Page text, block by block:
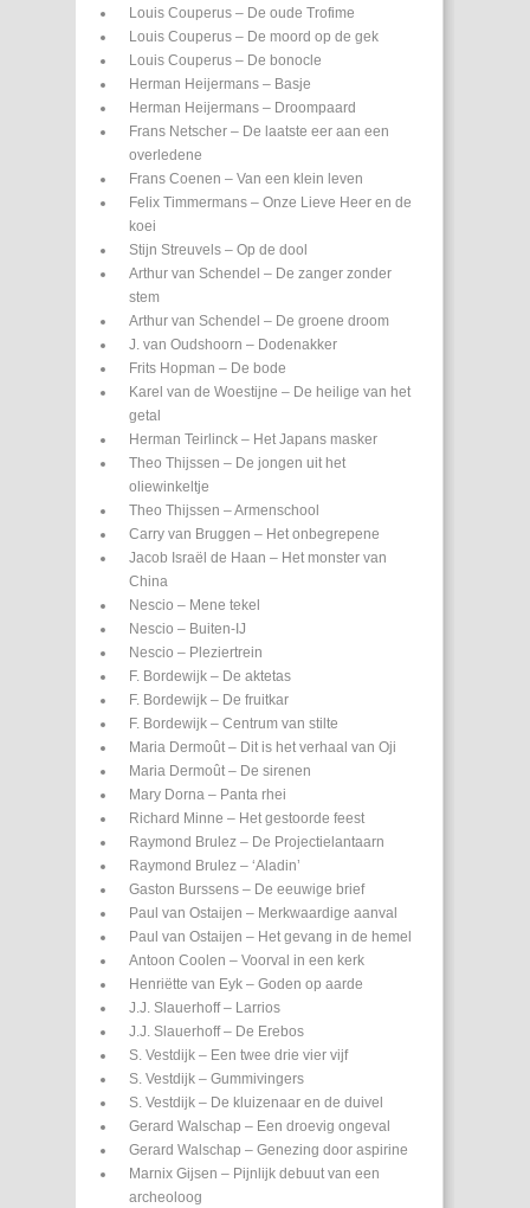
Louis Couperus – De oude Trofime
Louis Couperus – De moord op de gek
Louis Couperus – De bonocle
Herman Heijermans – Basje
Herman Heijermans – Droompaard
Frans Netscher – De laatste eer aan een
overledene
Frans Coenen – Van een klein leven
Felix Timmermans – Onze Lieve Heer en de
koei
Stijn Streuvels – Op de dool
Arthur van Schendel – De zanger zonder
stem
Arthur van Schendel – De groene droom
J. van Oudshoorn – Dodenakker
Frits Hopman – De bode
Karel van de Woestijne – De heilige van het
getal
Herman Teirlinck – Het Japans masker
Theo Thijssen – De jongen uit het
oliewinkeltje
Theo Thijssen – Armenschool
Carry van Bruggen – Het onbegrepene
Jacob Israël de Haan – Het monster van
China
Nescio – Mene tekel
Nescio – Buiten-IJ
Nescio – Pleziertrein
F. Bordewijk – De aktetas
F. Bordewijk – De fruitkar
F. Bordewijk – Centrum van stilte
Maria Dermoût – Dit is het verhaal van Oji
Maria Dermoût – De sirenen
Mary Dorna – Panta rhei
Richard Minne – Het gestoorde feest
Raymond Brulez – De Projectielantaarn
Raymond Brulez – ‘Aladin’
Gaston Burssens – De eeuwige brief
Paul van Ostaijen – Merkwaardige aanval
Paul van Ostaijen – Het gevang in de hemel
Antoon Coolen – Voorval in een kerk
Henriëtte van Eyk – Goden op aarde
J.J. Slauerhoff – Larrios
J.J. Slauerhoff – De Erebos
S. Vestdijk – Een twee drie vier vijf
S. Vestdijk – Gummivingers
S. Vestdijk – De kluizenaar en de duivel
Gerard Walschap – Een droevig ongeval
Gerard Walschap – Genezing door aspirine
Marnix Gijsen – Pijnlijk debuut van een
archeoloog